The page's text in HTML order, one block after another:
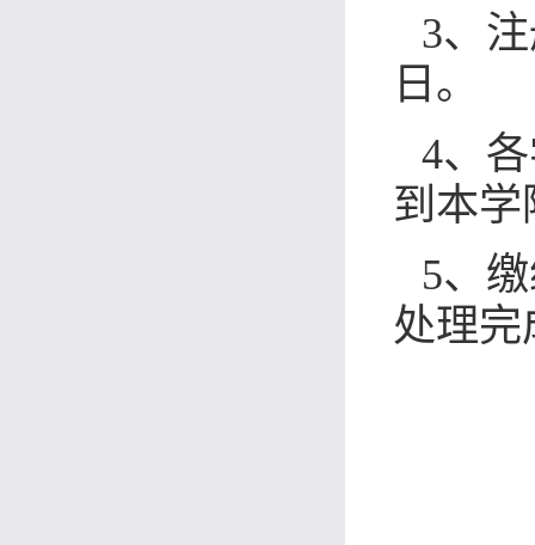
3、
日。
4、
到本
5、
处理